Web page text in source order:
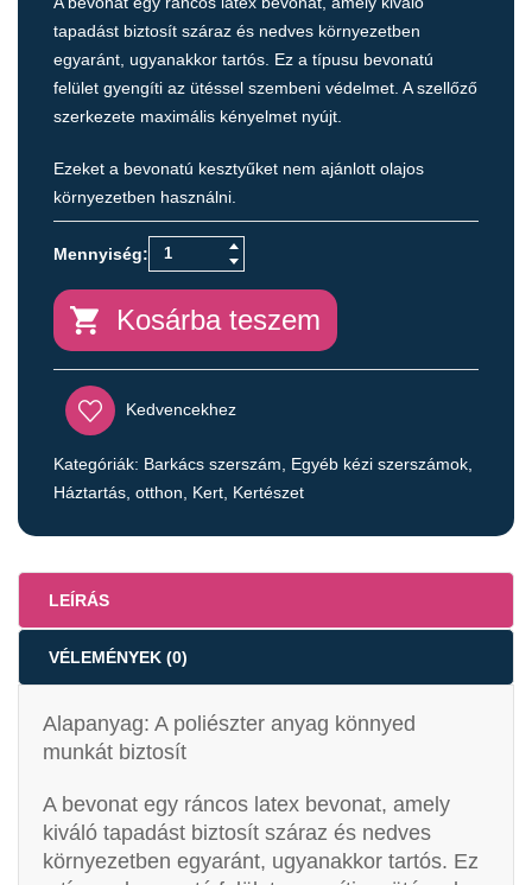
tapadást biztosít száraz és nedves környezetben
egyaránt, ugyanakkor tartós. Ez a típusu bevonatú
felület gyengíti az ütéssel szembeni védelmet. A szellőző
szerkezete maximális kényelmet nyújt.
Ezeket a bevonatú kesztyűket nem ajánlott olajos
környezetben használni.
Kosárba teszem
Kedvencekhez
Kategóriák: Barkács szerszám, Egyéb kézi szerszámok,
Háztartás, otthon, Kert, Kertészet
LEÍRÁS
VÉLEMÉNYEK (0)
Alapanyag: A poliészter anyag könnyed
munkát biztosít
A bevonat egy ráncos latex bevonat, amely
kiváló tapadást biztosít száraz és nedves
környezetben egyaránt, ugyanakkor tartós. Ez